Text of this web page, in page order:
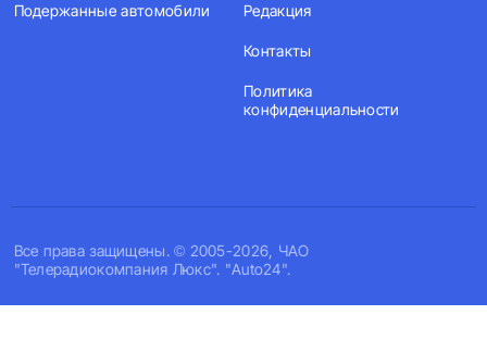
Все права защищены. © 2005-2026, ЧАО
"Телерадиокомпания Люкс". "Auto24".
Подержанные автомобили Редакция
Контакты
Политика
конфиденциальности